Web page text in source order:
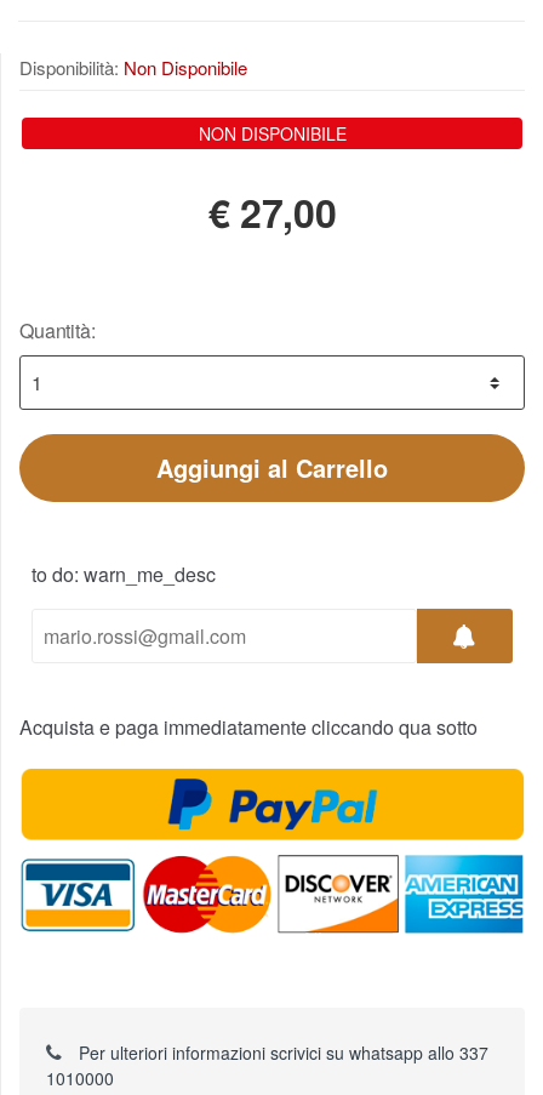
Disponibilità: Non Disponibile
NON DISPONIBILE
€27,00
Quantità:
Aggiungi al Carrello
to do: warn_me_desc
Acquista e paga immediatamente cliccando qua sotto
Per ulteriori informazioni scrivici su whatsapp allo 337
1010000